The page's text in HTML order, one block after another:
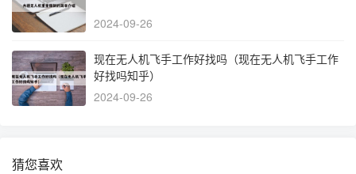
2024-09-26
现在无人机飞手工作好找吗（现在无人机飞手工作
好找吗知乎）
2024-09-26
猜您喜欢